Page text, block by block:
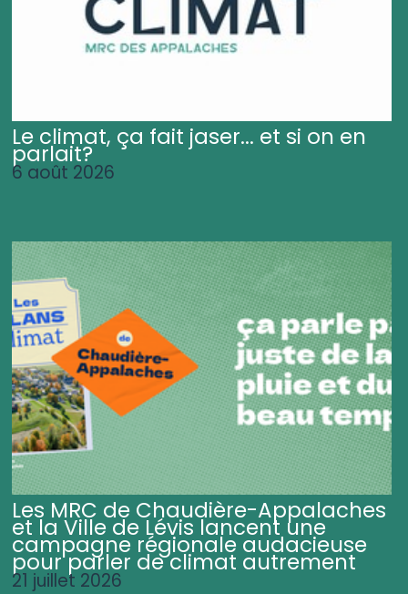
Le climat, ça fait jaser... et si on en
parlait?
6 août 2026
Les MRC de Chaudière-Appalaches
et la Ville de Lévis lancent une
campagne régionale audacieuse
pour parler de climat autrement
21 juillet 2026